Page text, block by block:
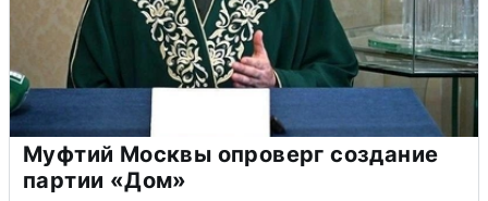
Муфтий Москвы опроверг создание
партии «Дом»